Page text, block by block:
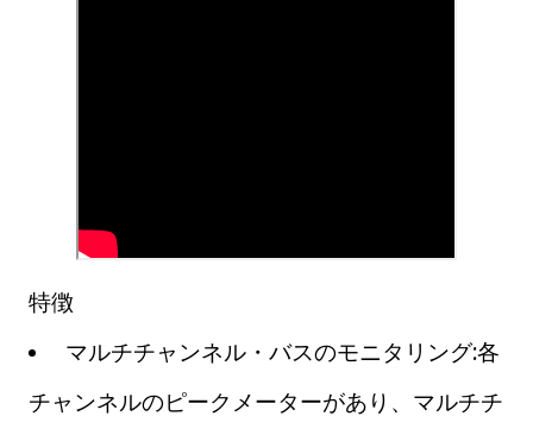
特徴
マルチチャンネル・バスのモニタリング:各
チャンネルのピークメーターがあり、マルチチ